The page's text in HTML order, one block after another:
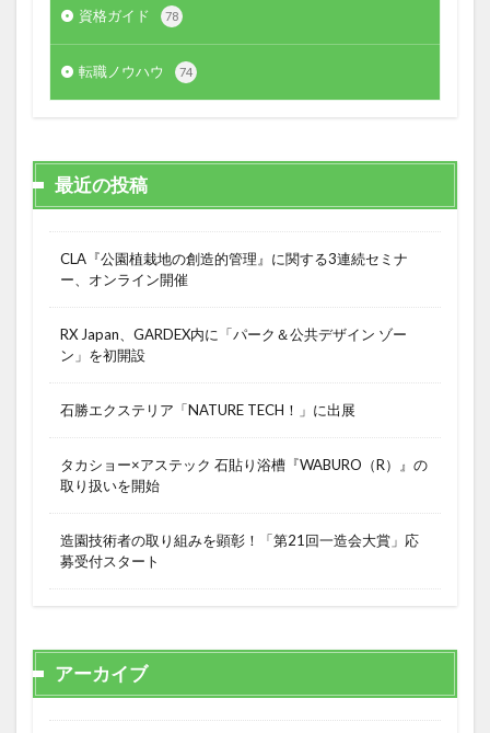
資格ガイド 78
転職ノウハウ 74
最近の投稿
CLA『公園植栽地の創造的管理』に関する3連続セミナ
ー、オンライン開催
RX Japan、GARDEX内に「パーク＆公共デザイン ゾー
ン」を初開設
石勝エクステリア「NATURE TECH！」に出展
タカショー×アステック 石貼り浴槽『WABURO（R）』の
取り扱いを開始
造園技術者の取り組みを顕彰！「第21回一造会大賞」応
募受付スタート
アーカイブ